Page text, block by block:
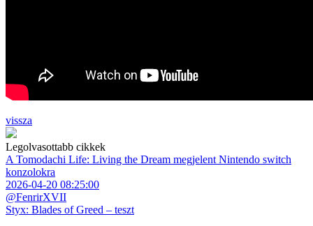
vissza
Legolvasottabb cikkek
A Tomodachi Life: Living the Dream megjelent Nintendo switch
konzolokra
2026-04-20 08:25:00
@FenrirXVII
Styx: Blades of Greed – teszt